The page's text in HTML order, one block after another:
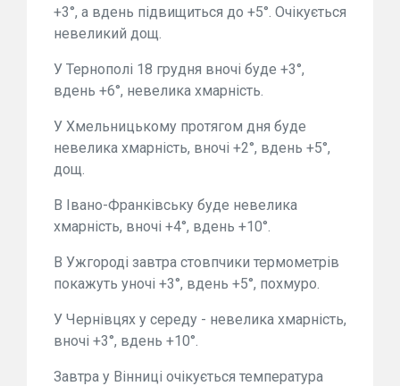
+3°, а вдень підвищиться до +5°. Очікується
невеликий дощ.
У Тернополі 18 грудня вночі буде +3°,
вдень +6°, невелика хмарність.
У Хмельницькому протягом дня буде
невелика хмарність, вночі +2°, вдень +5°,
дощ.
В Івано-Франківську буде невелика
хмарність, вночі +4°, вдень +10°.
В Ужгороді завтра стовпчики термометрів
покажуть уночі +3°, вдень +5°, похмуро.
У Чернівцях у середу - невелика хмарність,
вночі +3°, вдень +10°.
Завтра у Вінниці очікується температура